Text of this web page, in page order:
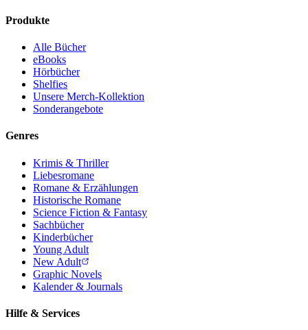
Produkte
Alle Bücher
eBooks
Hörbücher
Shelfies
Unsere Merch-Kollektion
Sonderangebote
Genres
Krimis & Thriller
Liebesromane
Romane & Erzählungen
Historische Romane
Science Fiction & Fantasy
Sachbücher
Kinderbücher
Young Adult
New Adult
Graphic Novels
Kalender & Journals
Hilfe & Services